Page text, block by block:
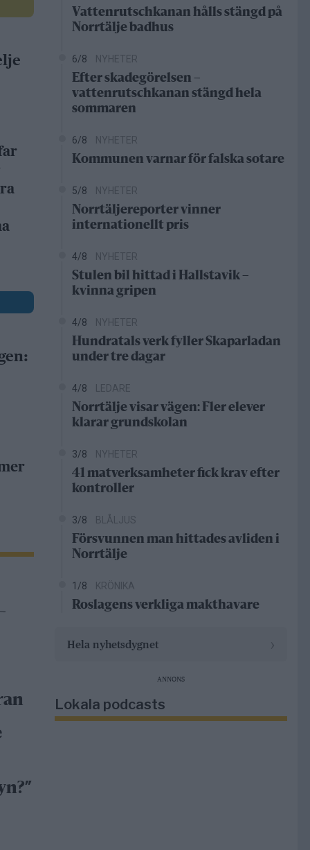
Vattenrutschkanan hålls stängd på
Norrtälje badhus
6/8 NYHETER
Efter skadegörelsen –
vattenrutschkanan stängd hela
sommaren
6/8 NYHETER
Kommunen varnar för falska sotare
5/8 NYHETER
Norrtäljereporter vinner
internationellt pris
4/8 NYHETER
Stulen bil hittad i Hallstavik –
kvinna gripen
4/8 NYHETER
Hundratals verk fyller Skaparladan
under tre dagar
4/8 LEDARE
Norrtälje visar vägen: Fler elever
klarar grundskolan
3/8 NYHETER
41 matverksamheter fick krav efter
kontroller
3/8 BLÅLJUS
Försvunnen man hittades avliden i
Norrtälje
1/8 KRÖNIKA
Roslagens verkliga makthavare
Hela nyhetsdygnet
ANNONS
Lokala podcasts